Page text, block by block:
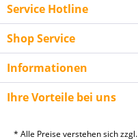
Service Hotline
Shop Service
Informationen
Ihre Vorteile bei uns
* Alle Preise verstehen sich